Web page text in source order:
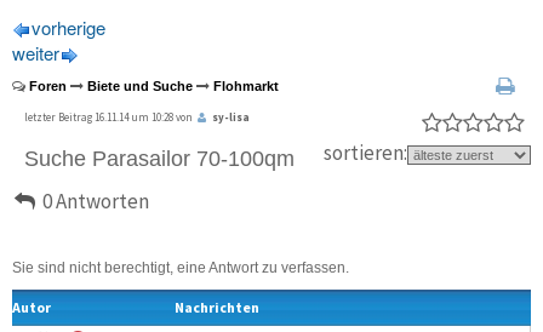
vorherige
weiter
Foren Biete und Suche Flohmarkt
letzter Beitrag 16.11.14 um 10:28 von sy-lisa
Suche Parasailor 70-100qm
0 Antworten
sortieren:
Sie sind nicht berechtigt, eine Antwort zu verfassen.
Autor Nachrichten